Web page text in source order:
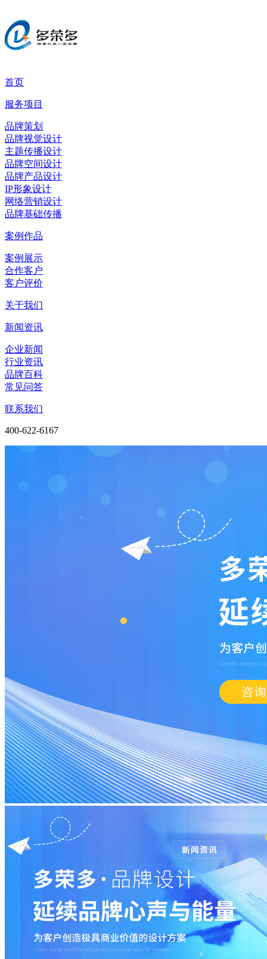
首页
服务项目
品牌策划
品牌视觉设计
主题传播设计
品牌空间设计
品牌产品设计
IP形象设计
网络营销设计
品牌基础传播
案例作品
案例展示
合作客户
客户评价
关于我们
新闻资讯
企业新闻
行业资讯
品牌百科
常见问答
联系我们
400-622-6167